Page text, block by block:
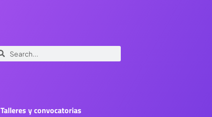
Talleres y convocatorias